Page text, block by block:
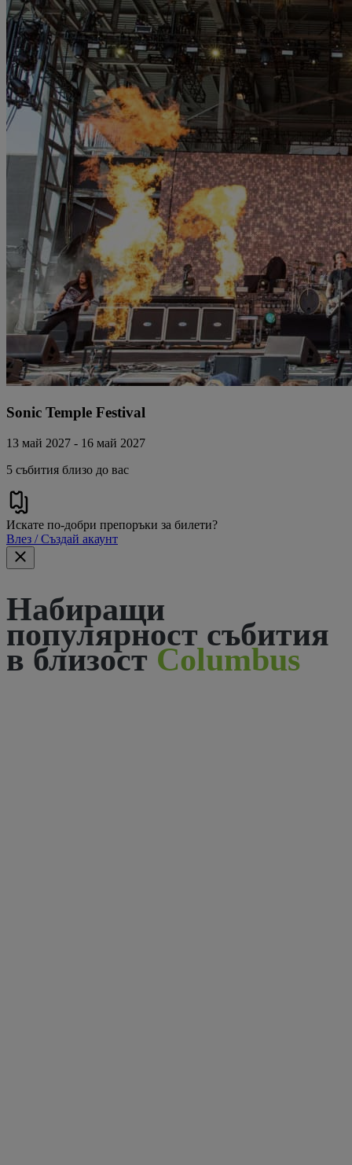
Sonic Temple Festival
13 май 2027 - 16 май 2027
5 събития близо до вас
Искате по-добри препоръки за билети?
Влез / Създай акаунт
Набиращи
популярност събития
в близост Columbus